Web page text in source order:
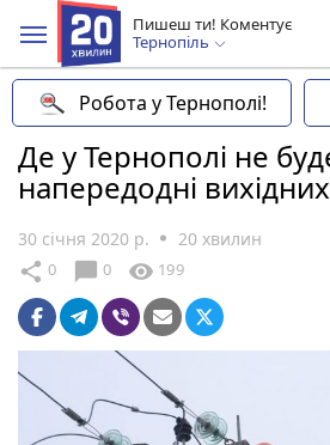
Пишеш ти! Коментує
Тернопіль
Робота у Тернополі!
Де у Тернополі не
напередодні вихідних
30 січня 2020 р. 20 хвилин
share 0 chat_bubble 0 visibility 199